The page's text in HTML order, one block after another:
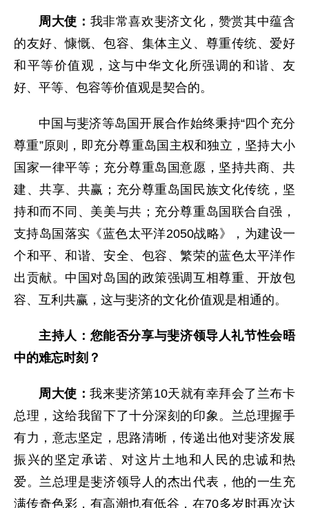
周大使： 我非常喜欢斐济文化，赞赏其中蕴含
的友好、慷慨、包容、集体主义、尊重传统、爱好
和平等价值观，这与中华文化所强调的和谐、友
好、平等、包容等价值观是契合的。
中国与斐济等岛国开展合作始终秉持“四个充分
尊重”原则，即充分尊重岛国主权和独立，坚持大小
国家一律平等；充分尊重岛国意愿，坚持共商、共
建、共享、共赢；充分尊重岛国民族文化传统，坚
持和而不同、美美与共；充分尊重岛国联合自强，
支持岛国落实《蓝色太平洋2050战略》，为建设一
个和平、和谐、安全、包容、繁荣的蓝色太平洋作
出贡献。中国对岛国的政策强调互相尊重、开放包
容、互利共赢，这与斐济的文化价值观是相通的。
主持人：您能否分享与斐济领导人礼节性会晤
中的难忘时刻？
周大使：我来斐济第10天就有幸拜会了兰布卡
总理，这给我留下了十分深刻的印象。兰总理握手
有力，意志坚定，思路清晰，传递出他对斐济发展
振兴的坚定承诺、对这片土地和人民的忠诚和热
爱。兰总理是斐济领导人的杰出代表，他的一生充
满传奇色彩，有高潮也有低谷，在70多岁时再次达